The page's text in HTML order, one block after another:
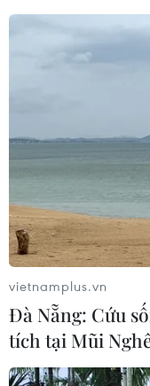
vietnamplus.vn
Đà Nẵng: Cứu
tích tại Mũi